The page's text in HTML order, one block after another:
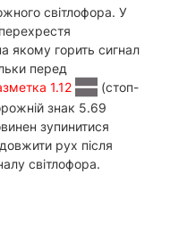
світлофора. У
перехрестя
якому горить сигнал
перед
1.12
(стоп-
знак 5.69
зупинитися
рух після
світлофора.